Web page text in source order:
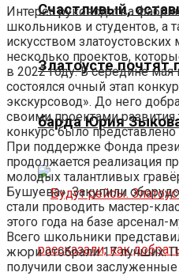
Счастливый,
Златоусте почтят
барда Юрия
Интерес руководства
школьников и студентов, а
искусством
несколько проектов,
в 2022 году. В середине мая
состоялся очный этап
экскурсовод». До него
своими проектами развития
конкурс было представлено
При поддержке Фонда
продолжается реализация
молодых талантливых
Бушуева». Закупили
стали проводить мастер-
этого года на базе арсенал-
Всего школьники
жюри отобрали 17 лучших.
получили свои